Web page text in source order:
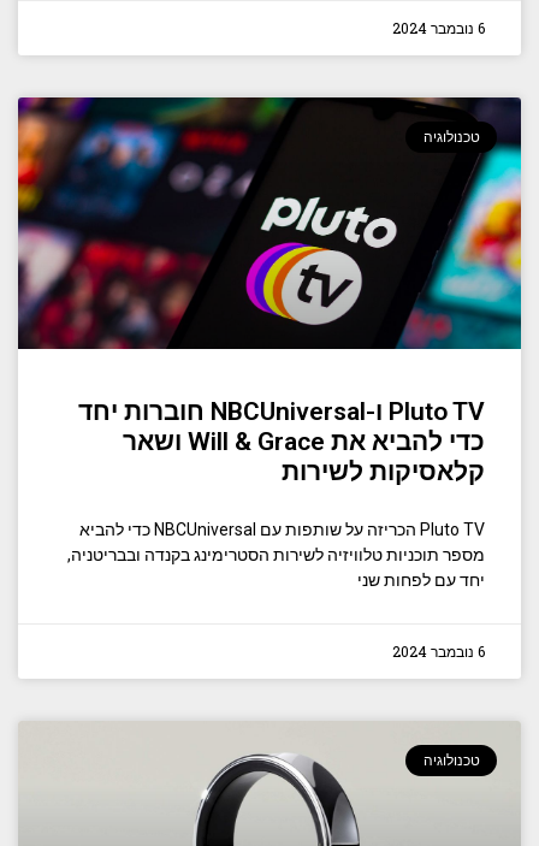
6 נובמבר 2024
טכנולוגיה
Pluto TV ו-NBCUniversal חוברות יחד
כדי להביא את Will & Grace ושאר
קלאסיקות לשירות
Pluto TV הכריזה על שותפות עם NBCUniversal כדי להביא
מספר תוכניות טלוויזיה לשירות הסטרימינג בקנדה ובבריטניה,
יחד עם לפחות שני
6 נובמבר 2024
טכנולוגיה